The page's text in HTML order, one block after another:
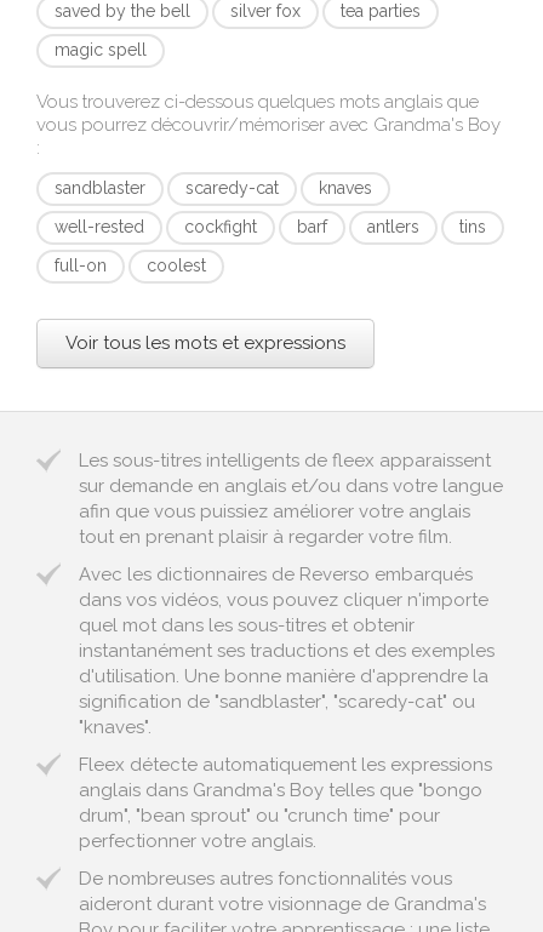
saved by the bell
silver fox
tea parties
magic spell
Vous trouverez ci-dessous quelques mots anglais que
vous pourrez découvrir/mémoriser avec Grandma's Boy
:
sandblaster scaredy-cat
knaves
well-rested
cockfight barf antlers
tins
full-on
coolest
Voir tous les mots et expressions
Les sous-titres intelligents de fleex apparaissent
sur demande en anglais et/ou dans votre langue
afin que vous puissiez améliorer votre anglais
tout en prenant plaisir à regarder votre film.
Avec les dictionnaires de Reverso embarqués
dans vos vidéos, vous pouvez cliquer n'importe
quel mot dans les sous-titres et obtenir
instantanément ses traductions et des exemples
d'utilisation. Une bonne manière d'apprendre la
signification de "sandblaster", "scaredy-cat" ou
"knaves".
Fleex détecte automatiquement les expressions
anglais dans Grandma's Boy telles que "bongo
drum", "bean sprout" ou "crunch time" pour
perfectionner votre anglais.
De nombreuses autres fonctionnalités vous
aideront durant votre visionnage de Grandma's